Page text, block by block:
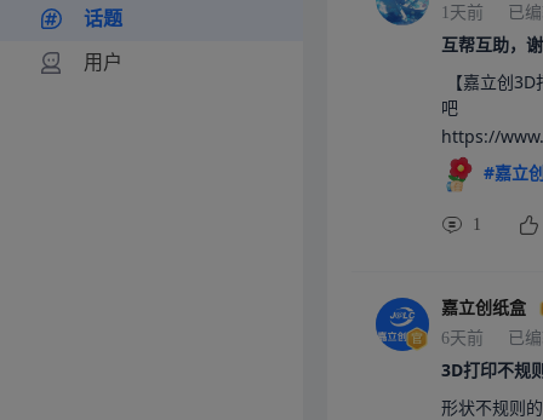
话题
用户
1天前
已
互帮互助，
吧
https://
#嘉立
1
嘉立创纸盒
6天前
已
3D打印不规
形状不规则